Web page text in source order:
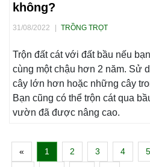
không?
31/08/2022 TRỒNG TRỌT
Trộn đất cát với đất bầu nếu
cùng một chậu hơn 2 năm. Sử
cây lớn hơn hoặc những cây
Bạn cũng có thể trộn cát qua
vườn đã được nâng cao.
« 1 2 3 4 5